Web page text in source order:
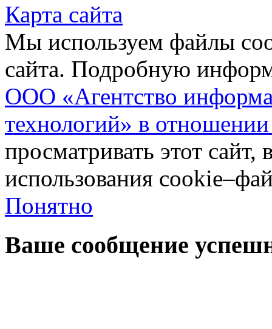
Карта сайта
Мы используем файлы
сайта. Подробную
ООО «Агентство
технологий» в
просматривать этот
использования
Понятно
Ваше сообщение